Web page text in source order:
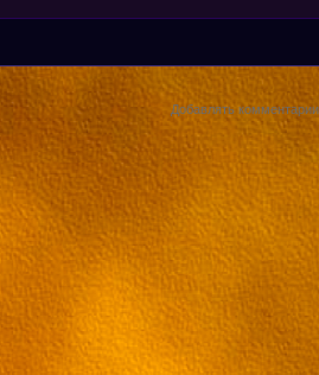
Добавлять